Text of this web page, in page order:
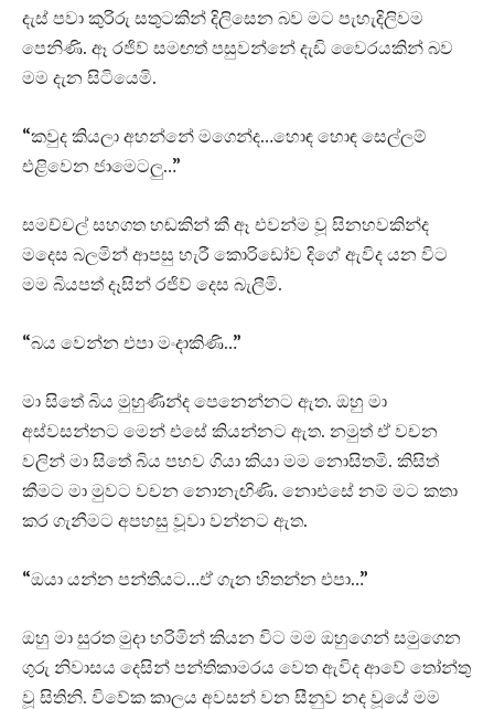
දැස් පවා කුරිරු සතුටකින් දිලිසෙන බව මට පැහැදිලිවම
පෙනිණි. ඈ රජිව් සමඟත් පසුවන්නේ දැඩි වෛරයකින් බව
මම දැන සිටියෙමි.
“කවුද කියලා අහන්නේ මගෙන්ද…හොඳ හොඳ සෙල්ලම්
එළිවෙන ජාමෙටලු…”
සමච්චල් සහගත හඬකින් කී ඈ එවන්ම වූ සිනහවකින්ද
මදෙස බලමින් ආපසු හැරී කොරිඩෝව දිගේ ඇවිද යන විට
මම බියපත් දෑසින් රජිව් දෙස බැලීමි.
“බය වෙන්න එපා මංදාකිණි…”
මා සිතේ බිය මුහුණින්ද පෙනෙන්නට ඇත. ඔහු මා
අස්වසන්නට මෙන් එසේ කියන්නට ඇත. නමුත් ඒ වචන
වලින් මා සිතේ බිය පහව ගියා කියා මම නොසිතමි. කිසිත්
කීමට මා මුවට වචන නොනැඟිණි. නොඑසේ නම් මට කතා
කර ගැනීමට අපහසු වූවා වන්නට ඇත.
“ඔයා යන්න පන්තියට…ඒ ගැන හිතන්න එපා…”
ඔහු මා සුරත මුදා හරිමින් කියන විට මම ඔහුගෙන් සමුගෙන
ගුරු නිවාසය දෙසින් පන්තිකාමරය වෙත ඇවිද ආවේ තෝන්තු
වූ සිතිනි. විවේක කාලය අවසන් වන සීනුව නද වූයේ මම